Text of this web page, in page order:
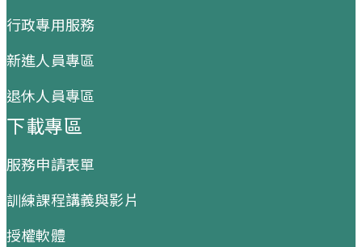
行政專用服務
新進人員專區
退休人員專區
下載專區
服務申請表單
訓練課程講義與影片
授權軟體